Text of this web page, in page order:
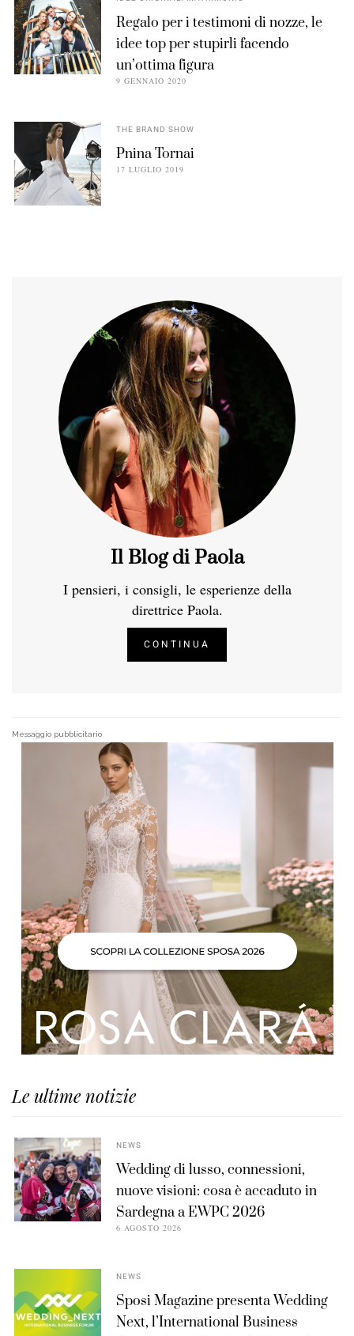
Regalo per i testimoni di nozze, le
idee top per stupirli facendo
un’ottima figura
9 GENNAIO 2020
THE BRAND SHOW
Pnina Tornai
17 LUGLIO 2019
Il Blog di Paola
I pensieri, i consigli, le esperienze della
direttrice Paola.
CONTINUA
Messaggio pubblicitario
Le ultime notizie
NEWS
Wedding di lusso, connessioni,
nuove visioni: cosa è accaduto in
Sardegna a EWPC 2026
6 AGOSTO 2026
NEWS
Sposi Magazine presenta Wedding
Next, l’International Business